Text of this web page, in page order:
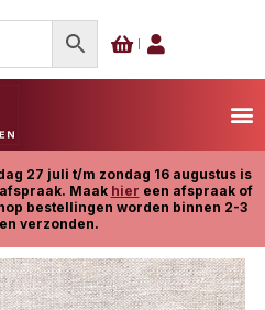
27 juli t/m zondag 16 augustus is
Maak hier een afspraak of
bestellingen worden binnen 2-3
verzonden.